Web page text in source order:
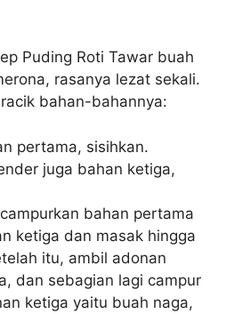
Puding Roti Tawar buah
rasanya lezat sekali.
bahan-bahannya:
pertama, sisihkan.
juga bahan ketiga,
bahan pertama
ketiga dan masak hingga
itu, ambil adonan
dan sebagian lagi campur
ketiga yaitu buah naga,